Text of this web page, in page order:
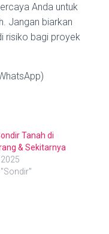
Anda untuk
Jangan biarkan
risiko bagi proyek
Tanah di
& Sekitarnya